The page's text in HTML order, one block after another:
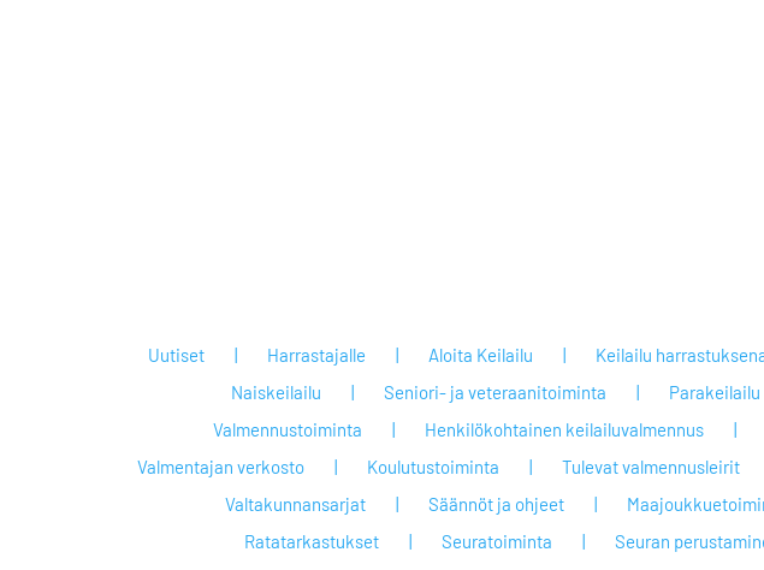
Uutiset Harrastajalle Aloita Keilailu Keilailu
Naiskeilailu
Seniori- ja veteraanitoiminta Parakeilailu
Valmennustoiminta
Henkilökohtainen keilailuvalmennus
Valmentajan verkosto
Koulutustoiminta Tulevat valmennusleirit
Valtakunnansarjat
Säännöt ja ohjeet
Ratatarkastukset
Seuratoiminta Seuran